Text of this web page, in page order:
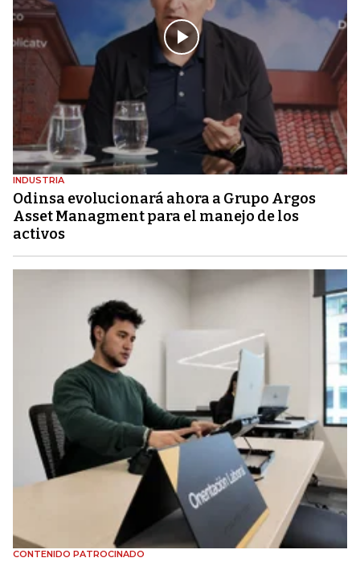
INDUSTRIA
Odinsa evolucionará ahora a Grupo Argos
Asset Managment para el manejo de los
activos
CONTENIDO PATROCINADO